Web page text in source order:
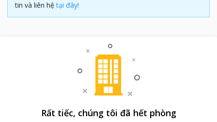
tin và liên hệ tại đây!
Rất tiếc, chúng tôi đã hết phòng